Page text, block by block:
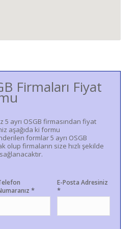
Firmaları Fiyat
5 ayrı OSGB firmasından fiyat
aşağıda ki formu
formlar 5 ayrı OSGB
olup firmaların size hızlı şekilde
*
E-Posta Adresiniz
*